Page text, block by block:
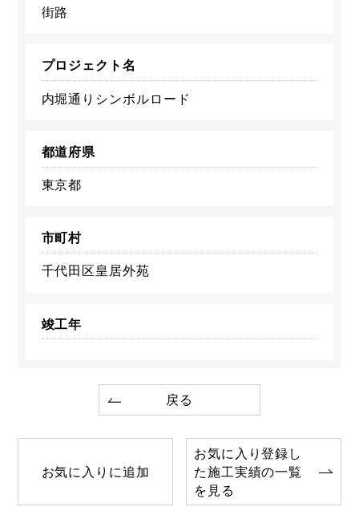
街路
プロジェクト名
内堀通りシンボルロード
都道府県
東京都
市町村
千代田区皇居外苑
竣工年
戻る
お気に入りに追加
お気に入り登録し
た施工実績の一覧
を見る